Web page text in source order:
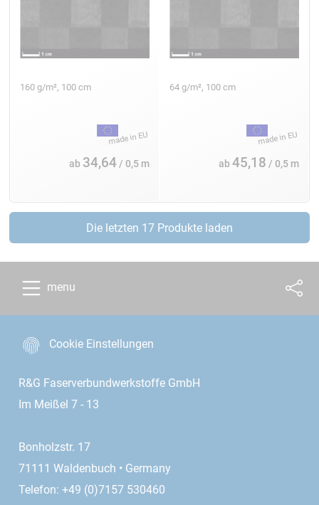
160 g/m², 100 cm
ab 34,64/ 0,5 m
64 g/m², 100 cm
ab45,18 / 0,5 m
Die letzten 17 Produkte laden
menu
Cookie Einstellungen
R&G Faserverbundwerkstoffe GmbH
Im Meißel 7 - 13
Bonholzstr. 17
71111 Waldenbuch • Germany
Telefon: +49 (0)7157 530460